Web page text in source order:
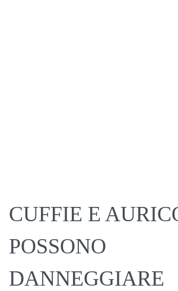
CUFFIE E
POSSONO
DANNEGGIARE